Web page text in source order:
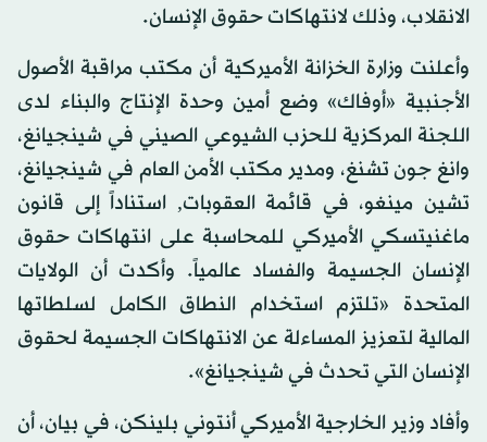
الانقلاب، وذلك لانتهاكات حقوق الإنسان.
وأعلنت وزارة الخزانة الأميركية أن مكتب مراقبة الأصول
الأجنبية «أوفاك» وضع أمين وحدة الإنتاج والبناء لدى
اللجنة المركزية للحزب الشيوعي الصيني في شينجيانغ،
وانغ جون تشنغ، ومدير مكتب الأمن العام في شينجيانغ،
تشين مينغو، في قائمة العقوبات, استناداً إلى قانون
ماغنيتسكي الأميركي للمحاسبة على انتهاكات حقوق
الإنسان الجسيمة والفساد عالمياً. وأكدت أن الولايات
المتحدة «تلتزم استخدام النطاق الكامل لسلطاتها
المالية لتعزيز المساءلة عن الانتهاكات الجسيمة لحقوق
الإنسان التي تحدث في شينجيانغ».
وأفاد وزير الخارجية الأميركي أنتوني بلينكن، في بيان، أن